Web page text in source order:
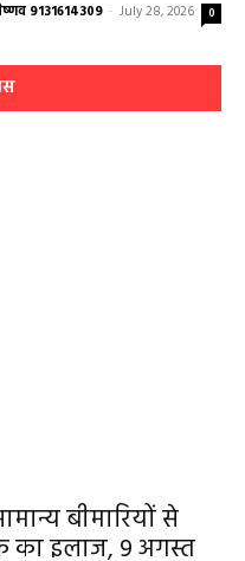
9131614309 - July 28, 2026 0
बीमारियों से
का इलाज, 9 अगस्त